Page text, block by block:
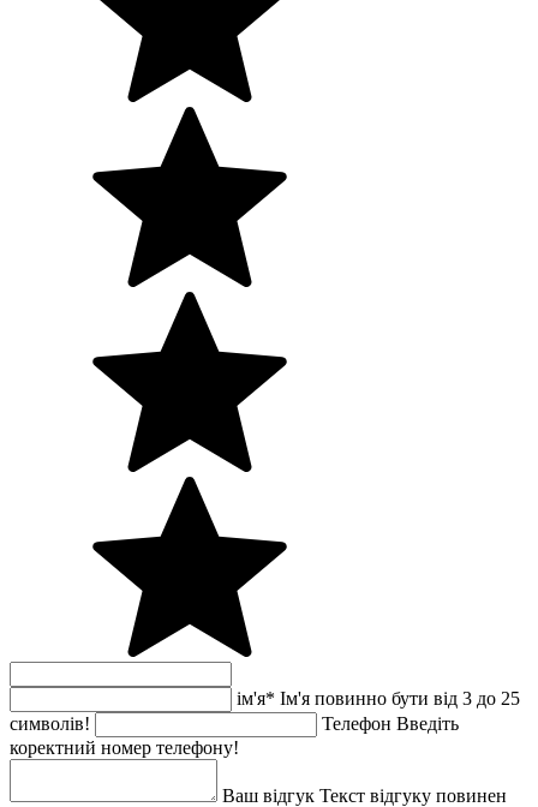
ім'я* Ім'я повинно бути від 3 до 25
символів!
Телефон Введіть
коректний номер телефону!
Ваш відгук Текст відгуку повинен